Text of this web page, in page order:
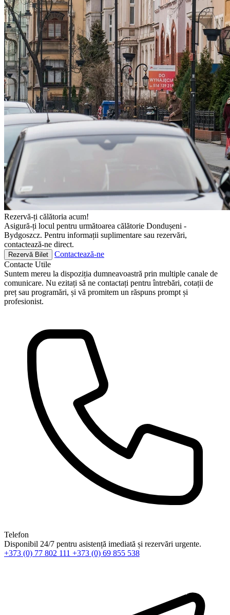
Rezervă-ți călătoria acum!
Asigură-ți locul pentru următoarea călătorie Dondușeni -
Bydgoszcz. Pentru informații suplimentare sau rezervări,
contactează-ne direct.
Rezervă Bilet
Contactează-ne
Contacte Utile
Suntem mereu la dispoziția dumneavoastră prin multiple canale de
comunicare. Nu ezitați să ne contactați pentru întrebări, cotații de
preț sau programări, și vă promitem un răspuns prompt și
profesionist.
Telefon
Disponibil 24/7 pentru asistență imediată și rezervări urgente.
+373 (0) 77 802 111 +373 (0) 69 855 538